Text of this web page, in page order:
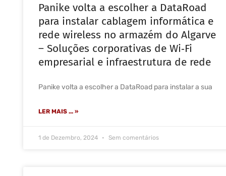
Panike volta a escolher a DataRoad
para instalar cablagem informática e
rede wireless no armazém do Algarve
– Soluções corporativas de Wi‑Fi
empresarial e infraestrutura de rede
Panike volta a escolher a DataRoad para instalar a sua
LER MAIS ... »
1 de Dezembro, 2024 Sem comentários